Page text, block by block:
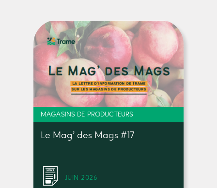
MAGASINS DE PRODUCTEURS
Le Mag’ des Mags #17
JUIN 2026